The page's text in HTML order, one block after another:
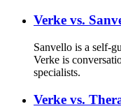
Verke vs.
Sanvello is a self-
Verke is
specialists.
Verke vs.